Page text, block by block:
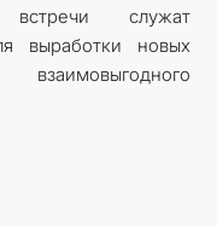
встречи служат
выработки новых